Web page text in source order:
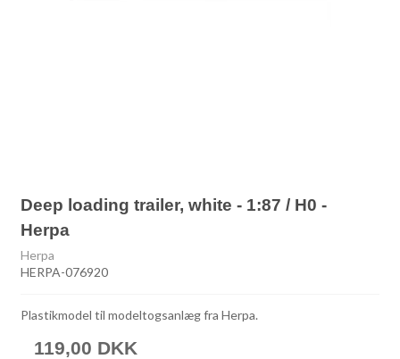
Deep loading trailer, white - 1:87 / H0 -
Herpa
Herpa
HERPA-076920
Plastikmodel til modeltogsanlæg fra Herpa.
119,00 DKK